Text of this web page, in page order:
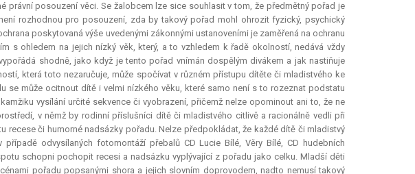
právní posouzení věci. Se žalobcem lze sice souhlasit v tom, že předmětný pořad je
rozhodnou pro posouzení, zda by takový pořad mohl ohrozit fyzický, psychický
poskytovaná výše uvedenými zákonnými ustanoveními je zaměřená na ochranu
s ohledem na jejich nízký věk, který, a to vzhledem k řadě okolností, nedává vždy
shodně, jako když je tento pořad vnímán dospělým divákem a jak nastiňuje
která toto nezaručuje, může spočívat v různém přístupu dítěte či mladistvého ke
se může ocitnout dítě i velmi nízkého věku, které samo není s to rozeznat podstatu
vysílání určité sekvence či vyobrazení, přičemž nelze opominout ani to, že ne
v němž by rodinní příslušníci dítě či mladistvého citlivě a racionálně vedli při
recese či humorné nadsázky pořadu. Nelze předpokládat, že každé dítě či mladistvý
odvysílaných fotomontáží přebalů CD Lucie Bílé, Věry Bílé, CD hudebních
schopni pochopit recesi a nadsázku vyplývající z pořadu jako celku. Mladší děti
pořadu popsanými shora a jejich slovním doprovodem, nadto nemusí takový